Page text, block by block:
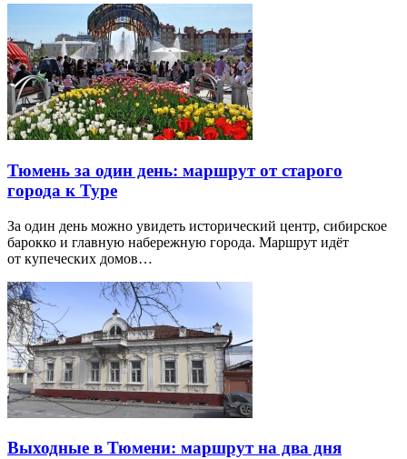
Тюмень за один день: маршрут от старого
города к Туре
За один день можно увидеть исторический центр, сибирское
барокко и главную набережную города. Маршрут идёт
от купеческих домов…
Выходные в Тюмени: маршрут на два дня